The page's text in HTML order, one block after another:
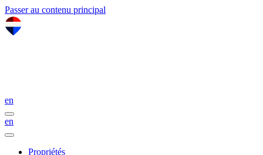
Passer au contenu principal
en
en
Propriétés